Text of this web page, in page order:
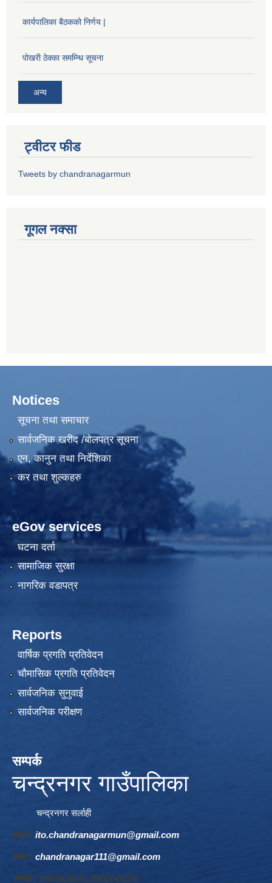
कार्यपालिका बैठकको निर्णय |
पोखरी ठेक्का समम्न्धि सूचना
अन्य
ट्वीटर फीड
Tweets by chandranagarmun
गूगल नक्सा
Notices
सूचना तथा समाचार
सार्वजनिक खरीद /बोलपत्र सूचना
एन, कानुन तथा निर्देशिका
कर तथा शुल्कहरु
eGov services
घटना दर्ता
सामाजिक सुरक्षा
नागरिक वडापत्र
Reports
वार्षिक प्रगति प्रतिवेदन
चौमासिक प्रगति प्रतिवेदन
सार्वजनिक सुनुवाई
सार्वजनिक परीक्षण
सम्पर्क
चन्द्रनगर गाउँपालिका
चन्द्रनगर सर्लाही
इमेल : ito.chandranagarmun@gmail.com
इमेल : chandranagar111@gmail.com
सम्पर्क : 9854038381,9802045020